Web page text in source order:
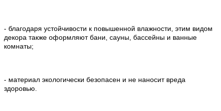
- благодаря устойчивости к повышенной влажности, этим видом
декора также оформляют бани, сауны, бассейны и ванные
комнаты;
- материал экологически безопасен и не наносит вреда
здоровью.